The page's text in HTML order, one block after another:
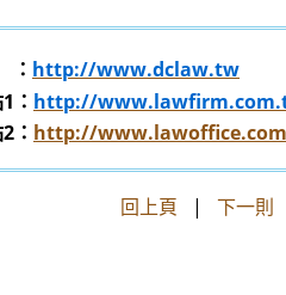
： http://www.dclaw.tw
： http://
： http://
回上頁 | 下一則